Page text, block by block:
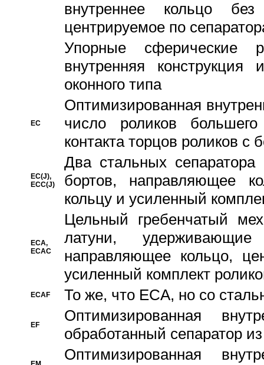
внутреннее кольцо
центрируемое по
Упорные сферические
внутренняя
оконного типа
EC
Oптимизированная
число роликов
контакта торцов роликов с
EC(J),
ECC(J)
Два стальных сепаратора
бортов, направляющее
кольцу и усиленный
ECA,
ECAC
Цельный гребенчатый
латуни,
направляющее кольцо,
усиленный комплект
ECAF То же, что ECA, но со
EF
Оптимизированная
обработанный сепаратор
Оптимизированная